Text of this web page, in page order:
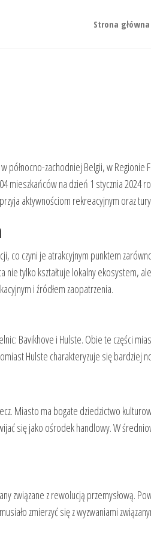
Strona główna
północno-zachodniej Belgii, w
mieszkańców na dzień 1 stycznia
aktywnościom rekreacyjnym oraz
co czyni je atrakcyjnym punktem
nie tylko kształtuje lokalny
i źródłem zaopatrzenia.
Bavikhove i Hulste. Obie te części
Hulste charakteryzuje się bardziej
Miasto ma bogate dziedzictwo
się jako ośrodek handlowy. W
związane z rewolucją przemysłową.
zmierzyć się z wyzwaniami